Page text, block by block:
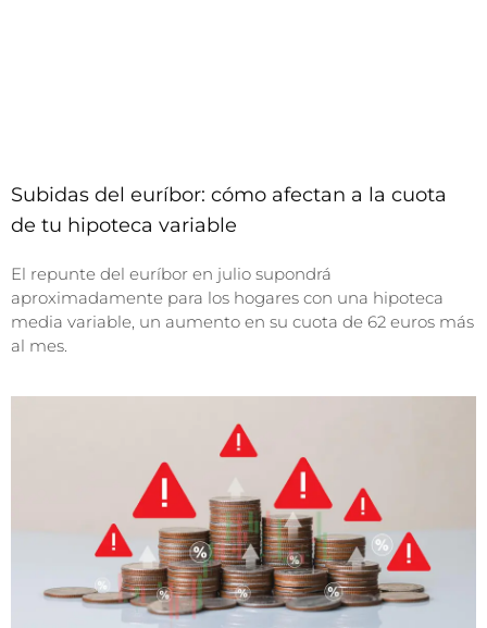
Subidas del euríbor: cómo afectan a la cuota
de tu hipoteca variable
El repunte del euríbor en julio supondrá
aproximadamente para los hogares con una hipoteca
media variable, un aumento en su cuota de 62 euros más
al mes.